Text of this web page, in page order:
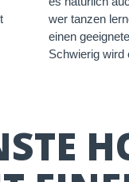
wer tanzen
einen
Schwierig wird